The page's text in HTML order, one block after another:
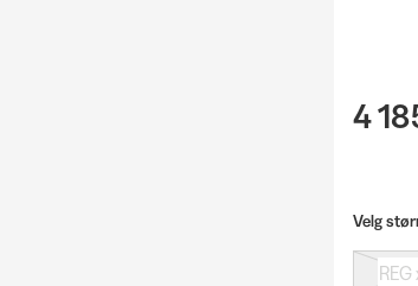
4
Velg
REG